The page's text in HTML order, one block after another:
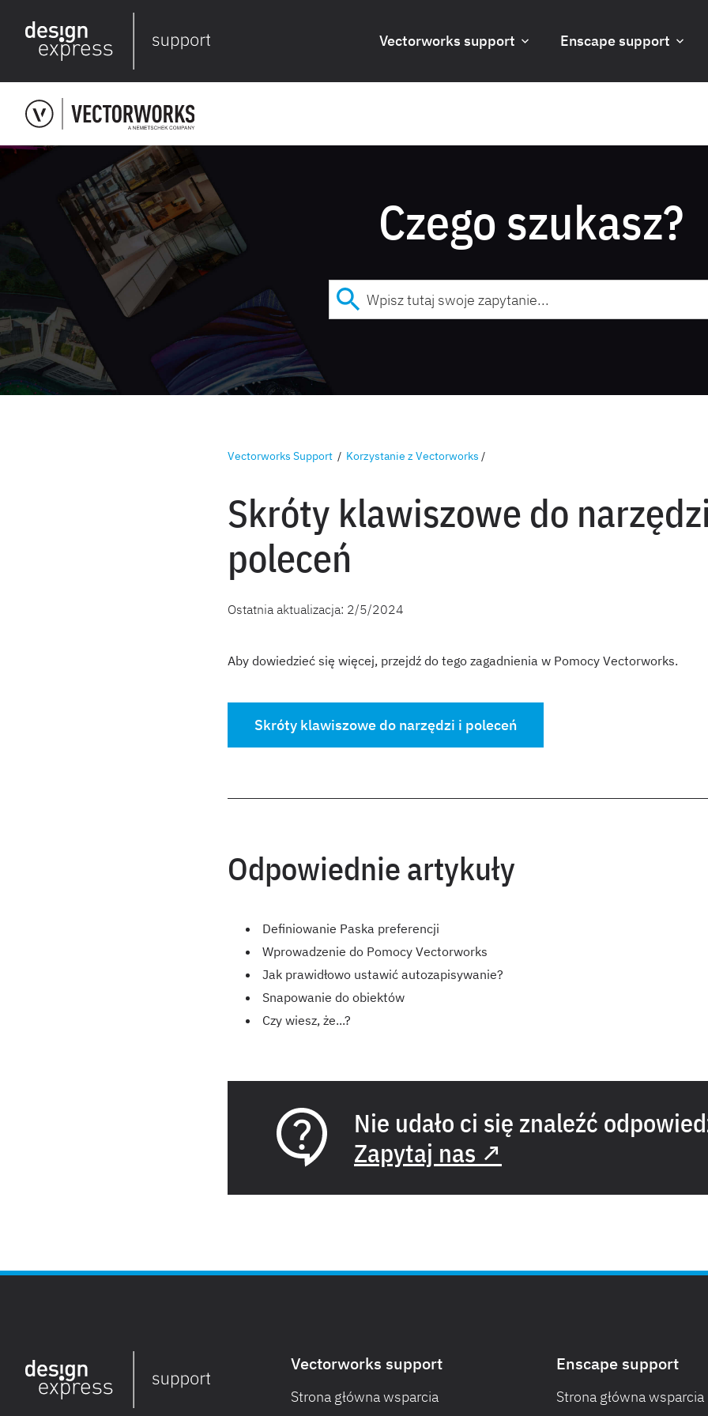
Vectorworks support Enscape support
Czego szukasz?
Vectorworks Support / Korzystanie z Vectorworks /
Skróty klawiszowe do
poleceń
Ostatnia aktualizacja: 2/5/2024
Aby dowiedzieć się więcej, przejdź do tego zagadnienia w Pomocy Vectorworks.
Skróty klawiszowe do narzędzi i poleceń
Odpowiednie artykuły
Definiowanie Paska preferencji
Wprowadzenie do Pomocy Vectorworks
Jak prawidłowo ustawić autozapisywanie?
Snapowanie do obiektów
Czy wiesz, że...?
Nie udało ci się znaleźć
Zapytaj nas ↗
Vectorworks support
Strona główna wsparcia
Enscape support
Strona główna wsparcia